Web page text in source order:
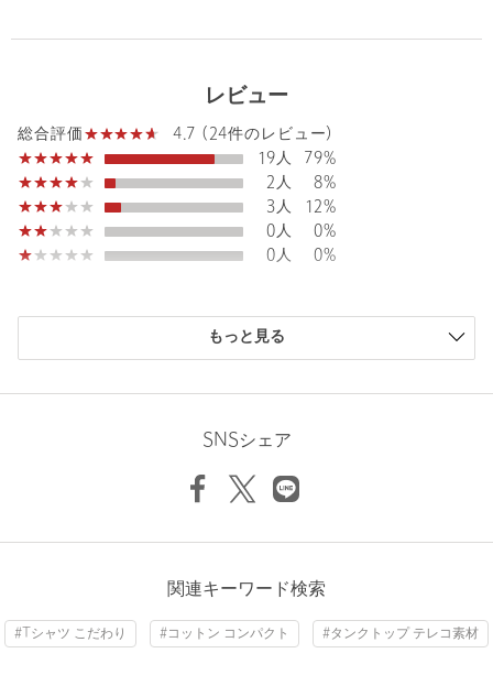
レビュー
総合評価
4.7 (24件のレビュー)
19人
79%
2人
8%
3人
12%
0人
0%
0人
0%
購入商品のサイズ感
ニックネーム： UNI
購入サイズ：FREE
｜
購入カラー：YELLOW
もっと見る
SNSシェア
関連キーワード検索
#Tシャツ こだわり #コットン コンパクト #タンクトップ テレコ素材